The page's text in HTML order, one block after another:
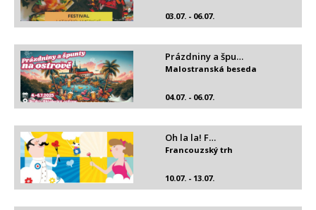
03.07. - 06.07.
Prázdniny a špu…
04.07. - 06.07.
Malostranská beseda
Oh la la! F…
10.07. - 13.07.
Francouzský trh